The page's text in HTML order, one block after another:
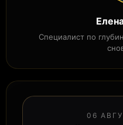
Специалист по
06